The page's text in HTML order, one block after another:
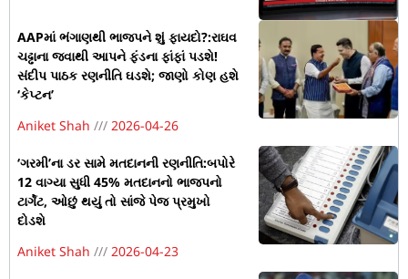
AAPમાં ભંગાણથી ભાજપને શું ફાયદો?:રાઘવ
ચઢ્ઢાના જવાથી આપને ફંડના ફાંફાં પડશે!
સંદીપ પાઠક રણનીતિ ઘડશે; જાણો કોણ હશે
‘કેપ્ટન’
Aniket Shah
2026-04-26
‘ગરમી’ના ડર સામે મતદાનની રણનીતિ:બપોરે
12 વાગ્યા સુધી 45% મતદાનનો ભાજપનો
ટાર્ગેટ, ઓછું થયું તો સાંજે પેજ પ્રમુખો
દોડશે
Aniket Shah
2026-04-23